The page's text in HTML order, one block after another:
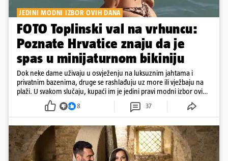
JEDINI MODNI IZBOR OVIH DANA
FOTO Toplinski val na vrhuncu:
Poznate Hrvatice znaju da je
spas u minijaturnom bikiniju
Dok neke dame uživaju u osvježenju na luksuznim jahtama i
privatnim bazenima, druge se rashlađuju uz more ili vježbaju na
plaži. U svakom slučaju, kupaći im je jedini pravi modni izbor ovih
8 37